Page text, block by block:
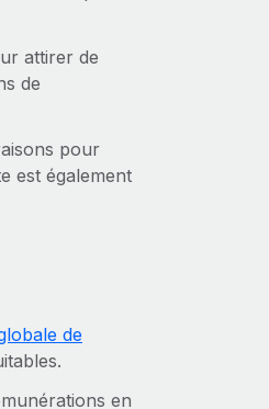
attirer de
de
pour
est également
de
en